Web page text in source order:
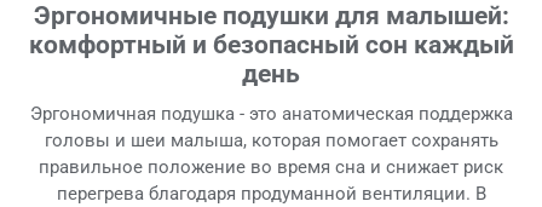
Эргономичные подушки для малышей:
комфортный и безопасный сон каждый
день
Эргономичная подушка - это анатомическая поддержка
головы и шеи малыша, которая помогает сохранять
правильное положение во время сна и снижает риск
перегрева благодаря продуманной вентиляции. В